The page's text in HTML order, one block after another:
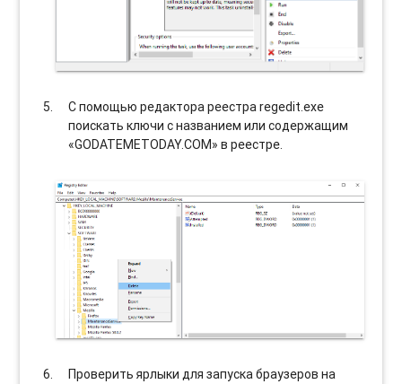
С помощью редактора реестра regedit.exe
поискать ключи с названием или содержащим
«GODATEMETODAY.COM» в реестре.
Проверить ярлыки для запуска браузеров на